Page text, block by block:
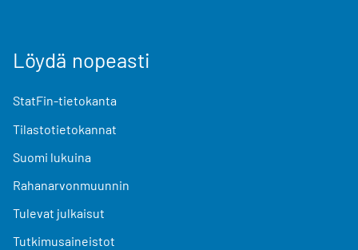
Löydä nopeasti
StatFin-tietokanta
Tilastotietokannat
Suomi lukuina
Rahanarvonmuunnin
Tulevat julkaisut
Tutkimusaineistot